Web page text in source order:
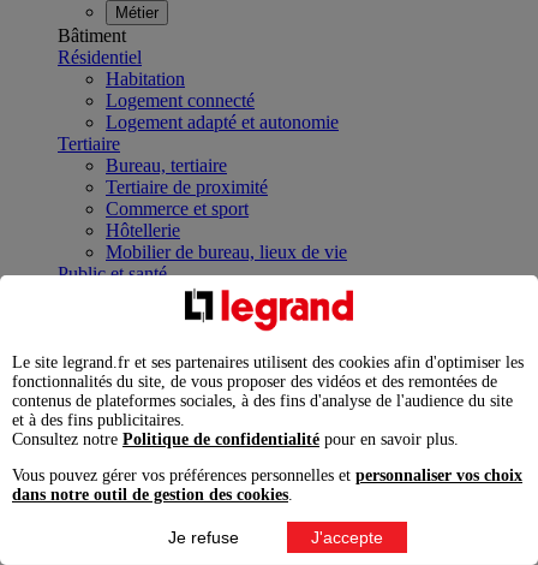
Métier
Bâtiment
Résidentiel
Habitation
Logement connecté
Logement adapté et autonomie
Tertiaire
Bureau, tertiaire
Tertiaire de proximité
Commerce et sport
Hôtellerie
Mobilier de bureau, lieux de vie
Public et santé
Bâtiment public
Établissement de santé
Data Center
Industrie
Infrastructures
À la une
Contrôler et planifier le fonctionnement des appareils
électriques avec le contacteur connecté
Répartir et optimiser son tableau électrique
expertises au service de vos performances
Le site legrand.fr et ses partenaires utilisent des cookies afin d'optimiser les
fonctionnalités du site, de vous proposer des vidéos et des remontées de
contenus de plateformes sociales, à des fins d'analyse de l'audience du site
et à des fins publicitaires.
Consultez notre Politique de confidentialité pour en savoir plus.
Vous pouvez gérer vos préférences personnelles et personnaliser vos choix
dans notre outil de gestion des cookies.
Je refuse J'accepte